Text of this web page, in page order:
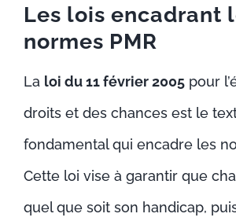
Les lois encadrant
normes PMR
La loi du 11 février 2005pour
droits et des chances est le
fondamental qui encadre les
Cette loi vise à garantir que
quel que soit son handicap,